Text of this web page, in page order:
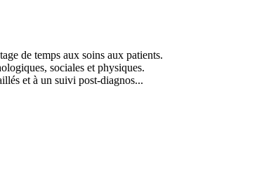
de temps aux soins aux patients.
sociales et physiques.
et à un suivi post-diagnos...